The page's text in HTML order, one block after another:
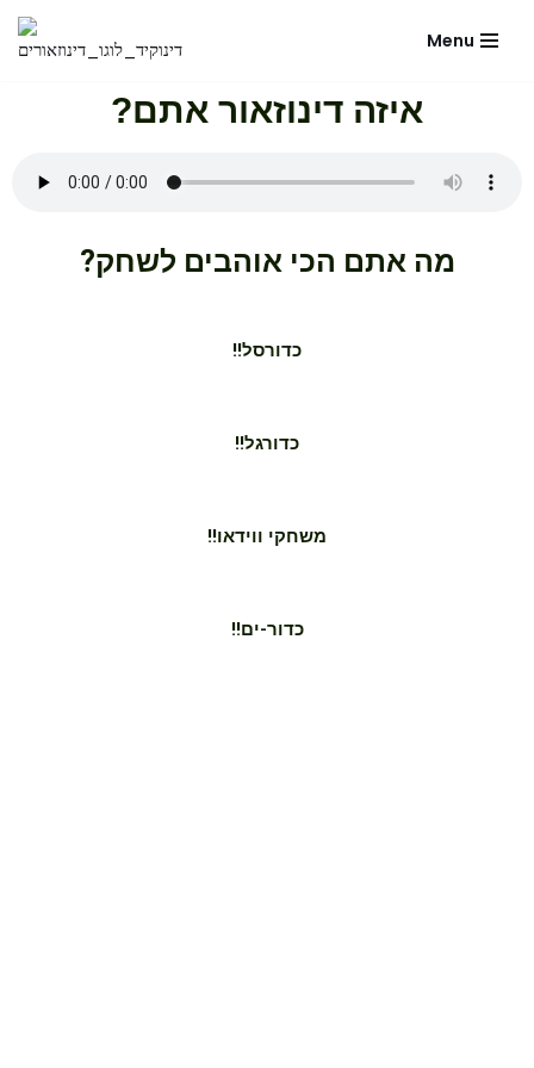
Skip
Menu
?איזה דינוזאור אתם
?מה אתם הכי אוהבים לשחק
!!כדורסל
!!כדורגל
!!משחקי ווידאו
!!כדור-ים